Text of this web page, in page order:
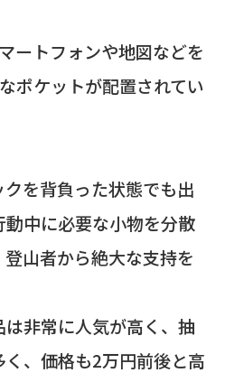
ートフォンや地図などを
ポケットが配置されてい
を背負った状態でも出
中に必要な小物を分散
山者から絶大な支持を
非常に人気が高く、抽
、価格も2万円前後と高